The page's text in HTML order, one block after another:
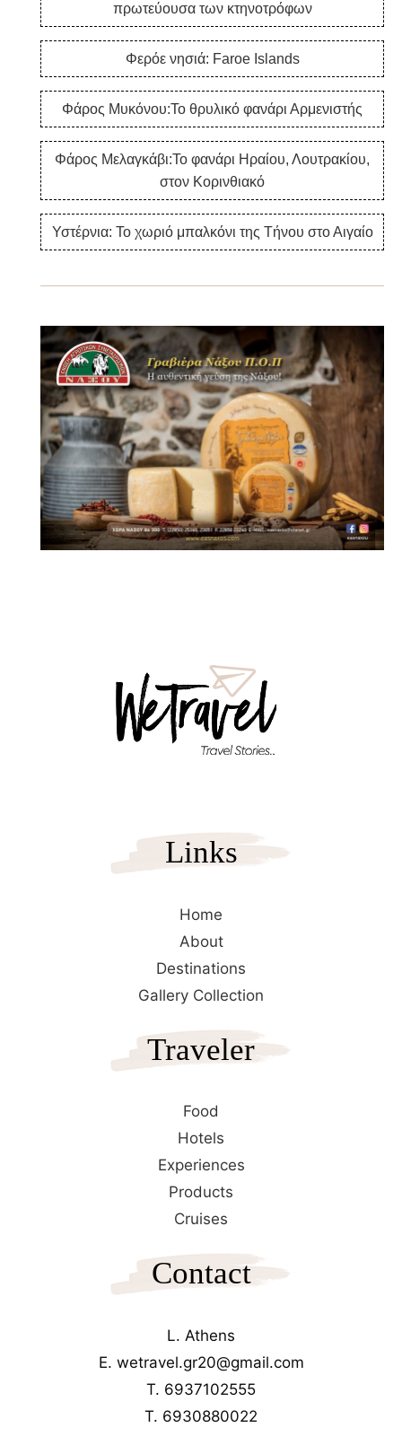
πρωτεύουσα των κτηνοτρόφων
Φερόε νησιά: Faroe Islands
Φάρος Μυκόνου:Το θρυλικό φανάρι Αρμενιστής
Φάρος Μελαγκάβι:Το φανάρι Ηραίου, Λουτρακίου,
στον Κορινθιακό
Υστέρνια: Το χωριό μπαλκόνι της Τήνου στο Αιγαίο
Links
Home
About
Destinations
Gallery Collection
Traveler
Food
Hotels
Experiences
Products
Cruises
Contact
L. Athens
E. wetravel.gr20@gmail.com
T. 6937102555
T. 6930880022